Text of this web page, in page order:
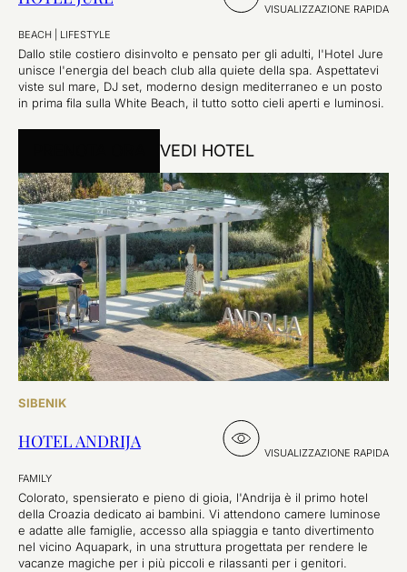
VISUALIZZAZIONE RAPIDA
BEACH
LIFESTYLE
Dallo stile costiero disinvolto e pensato per gli adulti, l'Hotel Jure
unisce l'energia del beach club alla quiete della spa. Aspettatevi
viste sul mare, DJ set, moderno design mediterraneo e un posto
in prima fila sulla White Beach, il tutto sotto cieli aperti e luminosi.
VEDI HOTEL
SIBENIK
HOTEL ANDRIJA
VISUALIZZAZIONE RAPIDA
FAMILY
Colorato, spensierato e pieno di gioia, l'Andrija è il primo hotel
della Croazia dedicato ai bambini. Vi attendono camere luminose
e adatte alle famiglie, accesso alla spiaggia e tanto divertimento
nel vicino Aquapark, in una struttura progettata per rendere le
vacanze magiche per i più piccoli e rilassanti per i genitori.